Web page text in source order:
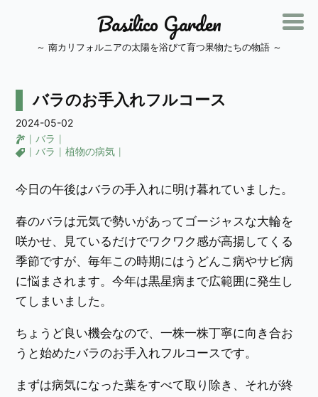
Basilico Garden
～ 南カリフォルニアの太陽を浴びて育つ果物たちの物語 ～
バラのお手入れフルコース
2024-05-02
バラ
バラ
植物の病気
今日の午後はバラの手入れに明け暮れていました。
春のバラは元気で勢いがあってゴージャスな大輪を
咲かせ、見ているだけでワクワク感が高揚してくる
季節ですが、毎年この時期にはうどんこ病やサビ病
に悩まされます。今年は黒星病まで広範囲に発生し
てしまいました。
ちょうど良い機会なので、一株一株丁寧に向き合お
うと始めたバラのお手入れフルコースです。
まずは病気になった葉をすべて取り除き、それが終